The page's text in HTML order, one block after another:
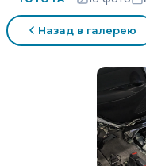
Назад в галерею